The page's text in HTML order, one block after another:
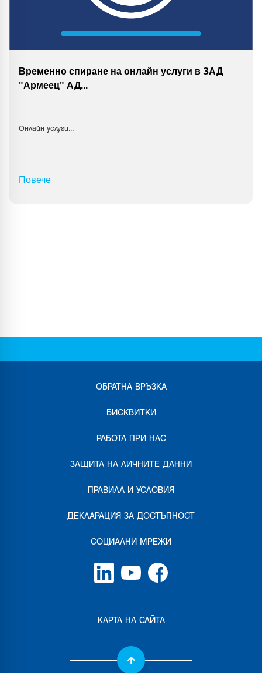
Временно спиране на онлайн услуги в ЗАД
"Армеец" АД...
Онлайн услуги...
Повече
ОБРАТНА ВРЪЗКА
БИСКВИТКИ
РАБОТА ПРИ НАС
ЗАЩИТА НА ЛИЧНИТЕ ДАННИ
ПРАВИЛА И УСЛОВИЯ
ДЕКЛАРАЦИЯ ЗА ДОСТЪПНОСТ
СОЦИАЛНИ МРЕЖИ
КАРТА НА САЙТА